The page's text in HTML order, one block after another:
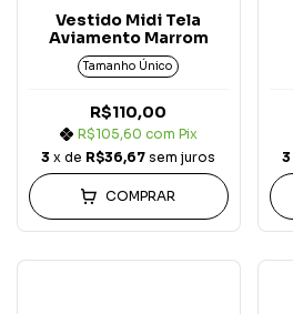
Vestido Midi Tela
Aviamento Marrom
Tamanho Único
R$110,00
R$105,60 com Pix
3 x de R$36,67 sem juros
COMPRAR
3